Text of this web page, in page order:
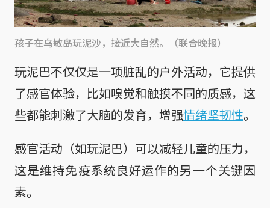
孩子在乌敏岛玩泥沙，接近大自然。（联合晚报）
玩泥巴不仅仅是一项脏乱的户外活动，它提供
了感官体验，比如嗅觉和触摸不同的质感，这
些都能刺激了大脑的发育，增强情绪坚韧性。
感官活动（如玩泥巴）可以减轻儿童的压力，
这是维持免疫系统良好运作的另一个关键因
素。